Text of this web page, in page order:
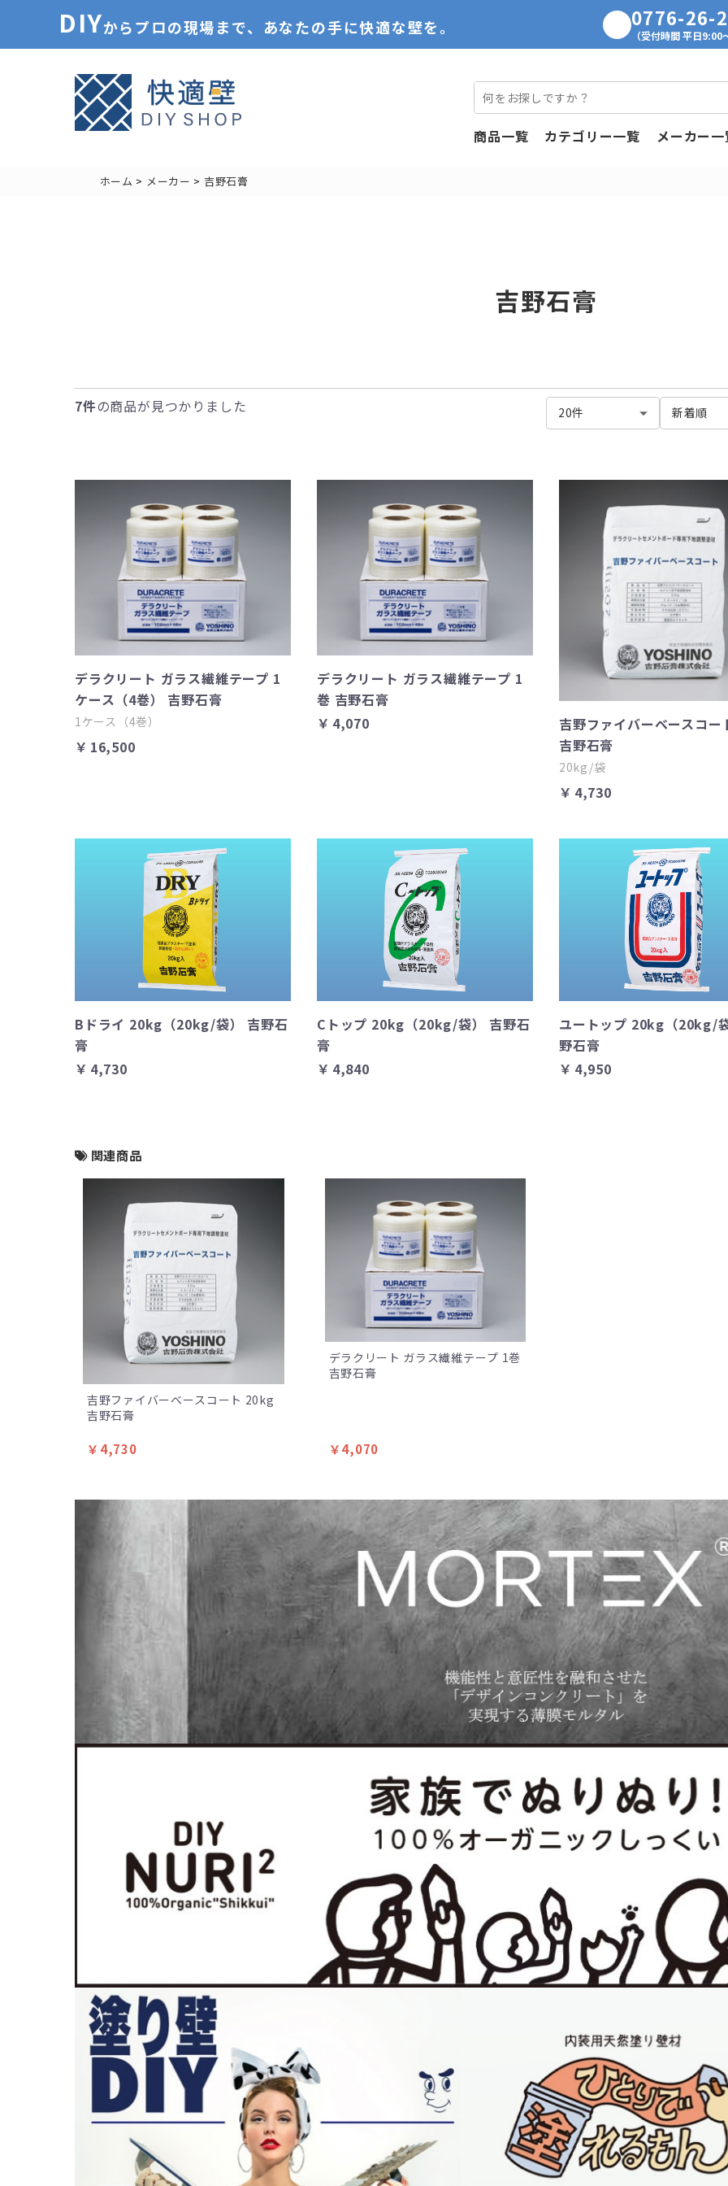
DIYからプロの現場まで、あなたの手に快適な壁を。 0776-26-
（受付時間 平日
商品一覧 カテゴリー一覧 メーカー
ホーム メーカー 吉野石膏
吉野石膏
7件の商品が見つかりました
デラクリート ガラス繊維テープ 1
ケース（4巻） 吉野石膏
1ケース（4巻）
￥16,500
デラクリート ガラス繊維テープ 1
巻 吉野石膏
￥4,070
吉野ファイバーベースコ
吉野石膏
20kg/袋
￥4,730
Bドライ 20kg（20kg/袋） 吉野石
膏
￥4,730
Cトップ 20kg（20kg/袋） 吉野石
膏
￥4,840
ユートップ 20kg（20kg/
野石膏
￥4,950
関連商品
吉野ファイバーベースコート 20kg
吉野石膏
￥4,730
デラクリート ガラス繊維テープ 1巻
吉野石膏
￥4,070